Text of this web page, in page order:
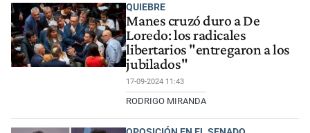
QUIEBRE
Manes cruzó duro a De
Loredo: los radicales
libertarios "entregaron a los
jubilados"
17-09-2024 11:43
RODRIGO MIRANDA